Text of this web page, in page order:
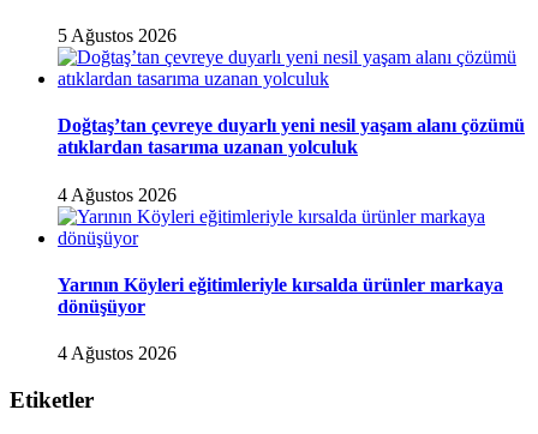
5 Ağustos 2026
Doğtaş’tan çevreye duyarlı yeni nesil yaşam alanı çözümü
atıklardan tasarıma uzanan yolculuk
4 Ağustos 2026
Yarının Köyleri eğitimleriyle kırsalda ürünler markaya
dönüşüyor
4 Ağustos 2026
Etiketler